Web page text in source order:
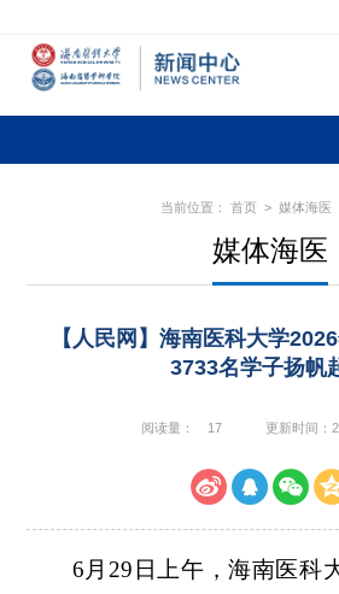
当前位置： 首页 > 媒体海医
媒体海医
【人民网】海南医科大学
3733名学子扬帆
阅读量： 17 更新时间：
6月29日上午，海南医科